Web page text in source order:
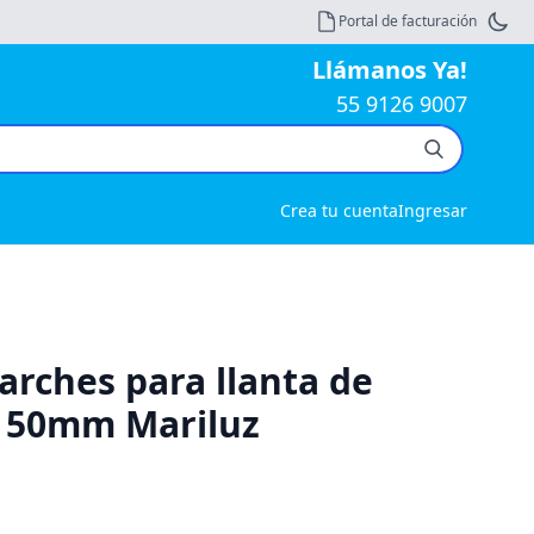
Portal de facturación
Llámanos Ya!
55 9126 9007
Crea tu cuentaIngresar
para llanta de
Mariluz